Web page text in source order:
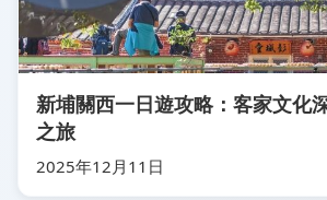
新埔關西一日遊攻略：客家文化
之旅
2025年12月11日